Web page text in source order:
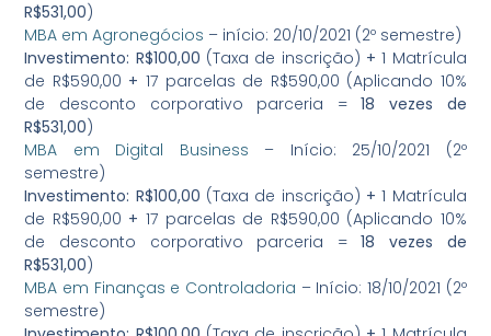
R$531,00)
MBA em Agronegócios – início: 20/10/2021 (2º semestre)
Investimento: R$100,00 (Taxa de inscrição) + 1 Matrícula
de R$590,00 + 17 parcelas de R$590,00 (Aplicando 10%
de desconto corporativo parceria =18 vezes de
R$531,00)
MBA em Digital Business – Início: 25/10/2021 (2º
semestre)
Investimento: R$100,00 (Taxa de inscrição) + 1 Matrícula
de R$590,00 + 17 parcelas de R$590,00 (Aplicando 10%
de desconto corporativo parceria =18 vezes de
R$531,00)
MBA em Finanças e Controladoria – Início: 18/10/2021 (2º
semestre)